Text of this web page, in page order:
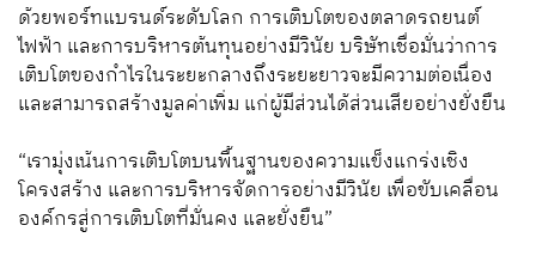
ด้วยพอร์ทแบรนด์ระดับโลก การเติบโตของตลาดรถยนต์
ไฟฟ้า และการบริหารต้นทุนอย่างมีวินัย บริษัทเชื่อมั่นว่าการ
เติบโตของกำไรในระยะกลางถึงระยะยาวจะมีความต่อเนื่อง
และสามารถสร้างมูลค่าเพิ่ม แก่ผู้มีส่วนได้ส่วนเสียอย่างยั่งยืน
“เรามุ่งเน้นการเติบโตบนพื้นฐานของความแข็งแกร่งเชิง
โครงสร้าง และการบริหารจัดการอย่างมีวินัย เพื่อขับเคลื่อน
องค์กรสู่การเติบโตที่มั่นคง และยั่งยืน”